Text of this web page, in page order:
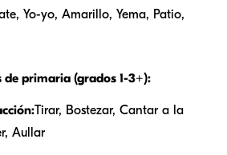
Yo-yo, Amarillo, Yema, Patio,
de primaria (grados 1-3+):
Tirar, Bostezar, Cantar a la
Aullar